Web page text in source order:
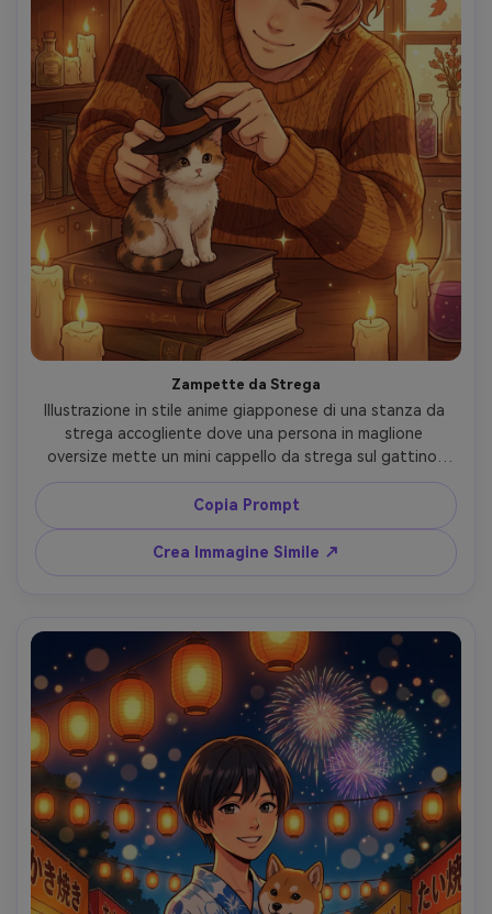
Zampette da Strega
Illustrazione in stile anime giapponese di una stanza da
strega accogliente dove una persona in maglione
oversize mette un mini cappello da strega sul gattino,
candele e pozioni sugli scaffali, bagliore caldo, cel
shading morbido, espressione birichina, scintille, sfondo
molto dettagliato, mood autunnale incantevole, lente
85mm, profondità di campo ridotta, luce cinematografica
morbida --ar 4:5
Copia Prompt
Crea Immagine Simile ↗